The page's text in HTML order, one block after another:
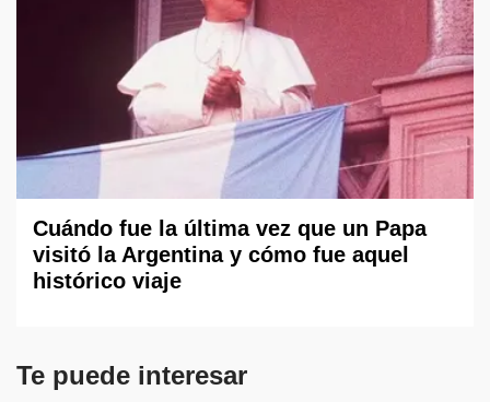
Cuándo fue la última vez que un Papa
visitó la Argentina y cómo fue aquel
histórico viaje
Te puede interesar